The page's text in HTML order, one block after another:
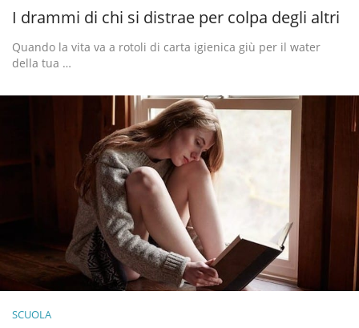
I drammi di chi si distrae per colpa degli altri
Quando la vita va a rotoli di carta igienica giù per il water
della tua …
SCUOLA